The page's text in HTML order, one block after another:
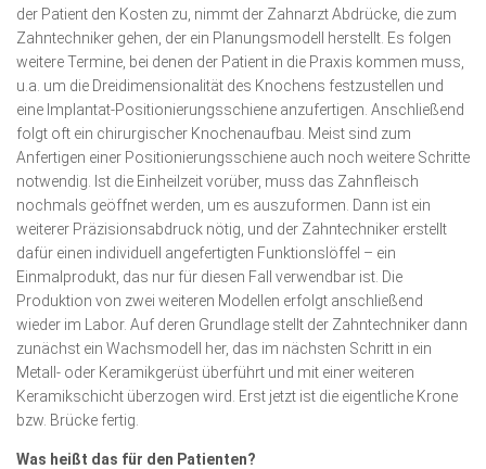
der Patient den Kosten zu, nimmt der Zahnarzt Abdrücke, die zum
Zahntechniker gehen, der ein Planungsmodell herstellt. Es folgen
weitere Termine, bei denen der Patient in die Praxis kommen muss,
u.a. um die Dreidimensionalität des Knochens festzustellen und
eine Implantat-Positionierungsschiene anzufertigen. Anschlie­ßend
folgt oft ein chirurgischer Knochenaufbau. Meist sind zum
Anfertigen einer Positionierungsschiene auch noch weitere Schritte
notwendig. Ist die Einheilzeit vorüber, muss das Zahn­fleisch
nochmals geöffnet werden, um es auszuformen. Dann ist ein
weiterer Präzisionsabdruck nötig, und der Zahntechniker erstellt
dafür einen individuell angefertigten Funktionslöffel – ein
Einmalprodukt, das nur für diesen Fall verwendbar ist. Die
Produktion von zwei weiteren Modellen erfolgt anschließend
wieder im Labor. Auf deren Grundlage stellt der Zahntechniker dann
zunächst ein Wachsmodell her, das im nächsten Schritt in ein
Metall- oder Keramikgerüst überführt und mit einer weiteren
Keramikschicht überzogen wird. Erst jetzt ist die eigentliche Krone
bzw. Brücke fertig.
Was heißt das für den Patienten?